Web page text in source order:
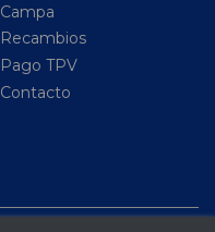
Campa
Recambios
Pago TPV
Contacto